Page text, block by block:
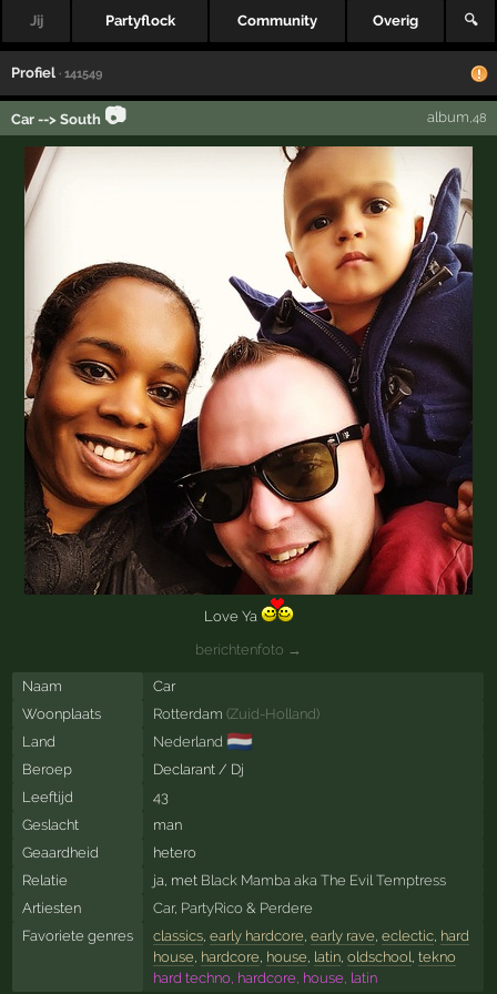
Jij Partyflock Community Overig 🔍
Profiel · 141549
Car --> South 📷 album ,48
Love Ya
berichtenfoto →
Naam
Car
Woonplaats
Rotterdam (Zuid-Holland)
Land
Nederland 🇳🇱
Beroep
Declarant / Dj
Leeftijd
43
Geslacht
man
Geaardheid
hetero
Relatie
ja, met Black Mamba aka The Evil Temptress
Artiesten
Car, PartyRico& Perdere
Favoriete genres
classics, early hardcore early rave eclectic, hard
house hardcore house latin, oldschool tekno
hard techno, hardcore, house, latin